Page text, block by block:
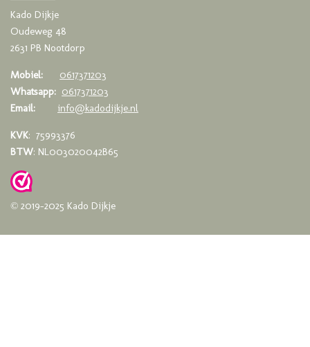
m
Kado Dijkje
Oudeweg 48
2631 PB Nootdorp
Mobiel:
0617371203
Whatsapp: 0617371203
Email:
info@kadodijkje.nl
KVK: 75993376
BTW: NL003020042B65
© 2019-2025 Kado Dijkje